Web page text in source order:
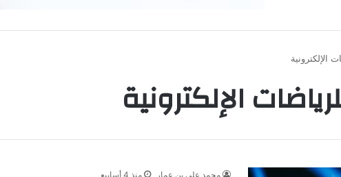
الإلكترونية
الإلكترونية
محمد علي بن عمار منذ 4 أسابيع